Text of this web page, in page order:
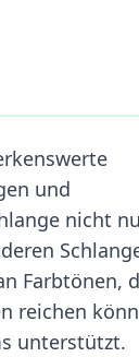
und
nicht
Farbtönen,
reichen
unterstützt.